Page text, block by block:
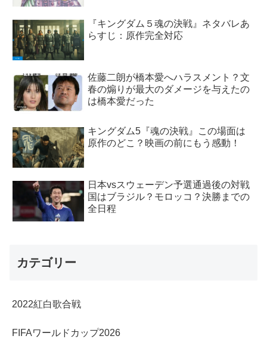
『キングダム５魂の決戦』ネタバレあ
らすじ：原作完全対応
佐藤二朗が橋本愛へハラスメント？文
春の煽りが最大のダメージを与えたの
は橋本愛だった
キングダム5『魂の決戦』この場面は
原作のどこ？映画の前にもう感動！
日本vsスウェーデン予選通過後の対戦
国はブラジル？モロッコ？決勝までの
全日程
カテゴリー
2022紅白歌合戦
FIFAワールドカップ2026